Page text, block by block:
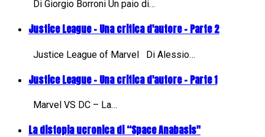
Di Giorgio Borroni Un paio di…
Justice League - Una critica d'autore - Parte 2
Justice League of Marvel Di Alessio…
Justice League - Una critica d'autore - Parte 1
Marvel VS DC – La…
La distopia ucronica di “Space Anabasis"